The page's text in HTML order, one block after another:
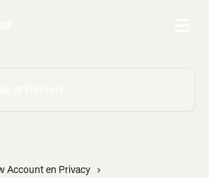
Account en Privacy